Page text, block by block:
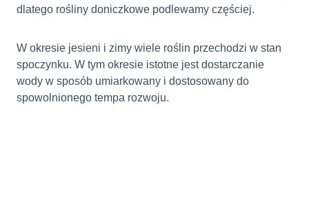
dlatego rośliny doniczkowe podlewamy częściej.
W okresie jesieni i zimy wiele roślin przechodzi w stan
spoczynku. W tym okresie istotne jest dostarczanie
wody w sposób umiarkowany i dostosowany do
spowolnionego tempa rozwoju.